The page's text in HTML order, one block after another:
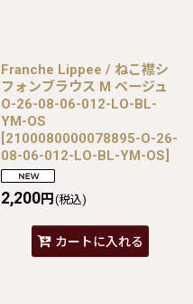
Franche Lippee / ねこ襟シ
フォンブラウス M ベージュ
O-26-08-06-012-LO-BL-
YM-OS
[2100080000078895-O-26-
08-06-012-LO-BL-YM-OS]
2,200円 (税込)
カートに入れる